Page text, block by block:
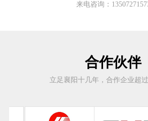
来电咨询：
合作伙伴
立足襄阳十几年，合作企业超过